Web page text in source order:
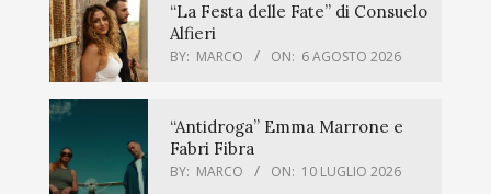
“La Festa delle Fate” di Consuelo
Alfieri
BY: MARCO ON: 6 AGOSTO 2026
“Antidroga” Emma Marrone e
Fabri Fibra
BY: MARCO ON: 10 LUGLIO 2026